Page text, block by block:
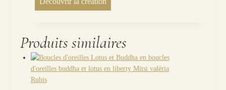
Produits similaires